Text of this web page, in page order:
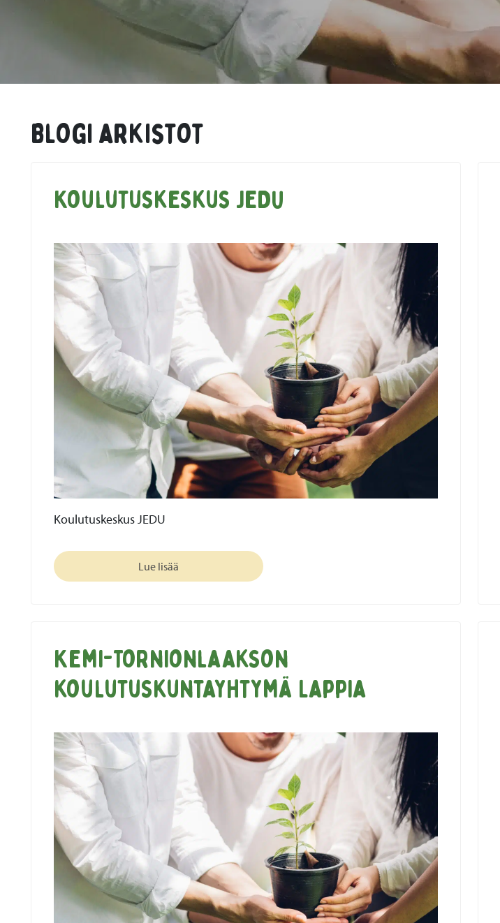
Blogi arkistot
Koulutuskeskus JEDU
Koulutuskeskus JEDU
Lue lisää
Kemi-Tornionlaakson
koulutuskuntayhtymä Lappia